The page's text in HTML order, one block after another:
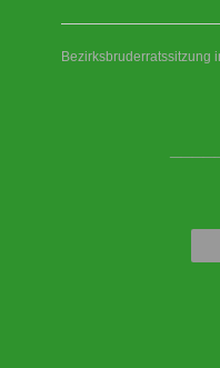
Bezirksbruderratssitzung